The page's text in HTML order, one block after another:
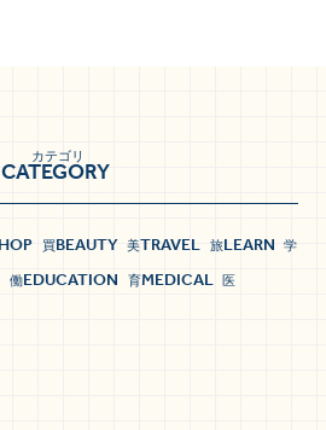
CATEGORY
カテゴリ
買BEAUTY 美TRAVEL 旅LEARN 学
働EDUCATION 育MEDICAL 医